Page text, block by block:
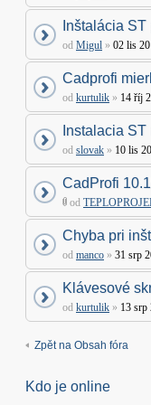
Inštalácia
od Migul » 02 lis
Cadprofi
od kurtulik » 14 říj
Instalacia
od slovak » 10 lis
CadProfi
od
Chyba pri
od manco » 31 srp
Klávesové
od kurtulik » 13 srp
Zpět na Obsah fóra
Kdo je online